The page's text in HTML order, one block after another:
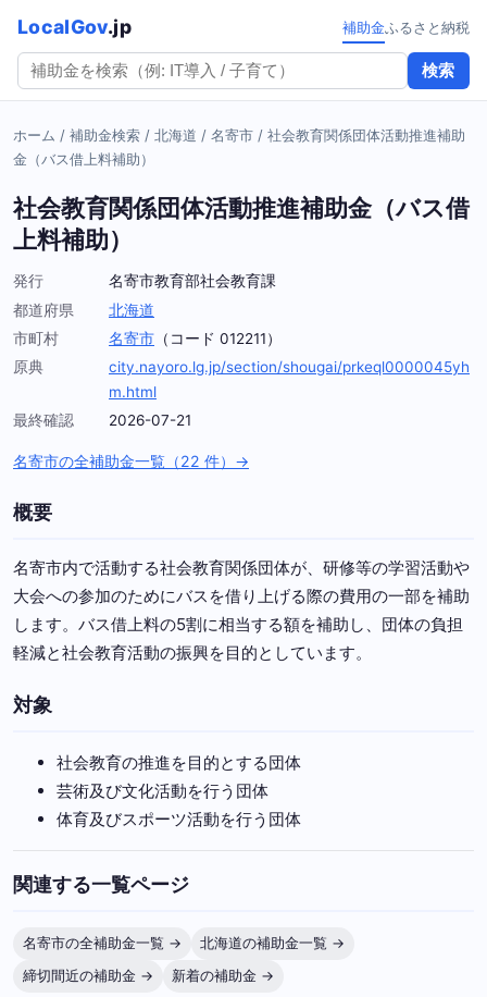
LocalGov.jp
検索
補助金ふるさと納税
ホーム / 補助金検索 / 北海道 / 名寄市 / 社会教育関係団体活動推進補助
金（バス借上料補助）
社会教育関係団体活動推進補助金（バス借
上料補助）
発行
名寄市教育部社会教育課
都道府県
北海道
市町村
名寄市 （コード 012211）
原典
city.nayoro.lg.jp/section/shougai/prkeql0000045yh
m.html
最終確認
2026-07-21
名寄市の全補助金一覧（22 件）→
概要
名寄市内で活動する社会教育関係団体が、研修等の学習活動や
大会への参加のためにバスを借り上げる際の費用の一部を補助
します。バス借上料の5割に相当する額を補助し、団体の負担
軽減と社会教育活動の振興を目的としています。
対象
社会教育の推進を目的とする団体
芸術及び文化活動を行う団体
体育及びスポーツ活動を行う団体
関連する一覧ページ
名寄市の全補助金一覧 →
北海道の補助金一覧 →
締切間近の補助金 →
新着の補助金 →